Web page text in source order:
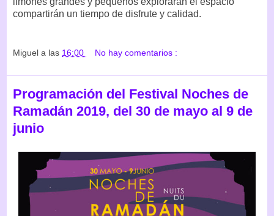
compartirán un tiempo de disfrute y calidad.
Miguel a las 16:00 No hay comentarios :
Programación del Festival Noches de
Ramadán 2019, del 30 de mayo al 9 de
junio